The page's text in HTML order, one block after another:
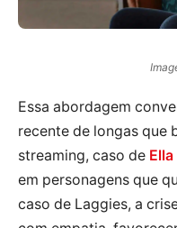
Essa abordagem
recente de longas que
streaming, caso de
em personagens que
caso de Laggies, a